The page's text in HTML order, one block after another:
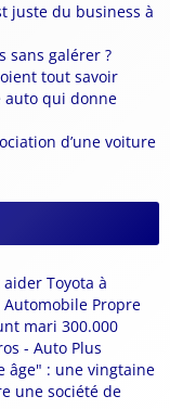
juste du business à
sans galérer ?
tout savoir
auto qui donne
d’une voiture
Toyota à
Propre
mari 300.000
- Auto Plus
âge" : une vingtaine
une société de